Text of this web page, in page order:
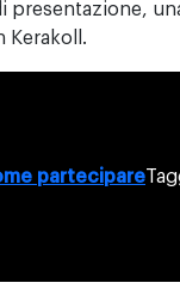
presentazione,
Kerakoll.
partecipare